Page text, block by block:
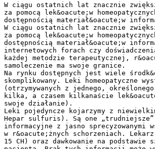
W ciągu ostatnich lat znacznie
za pomocą lek&oacute;w
dostępnością materiał&oacute;w
W ciągu ostatnich lat znacznie
za pomocą lek&oacute;w
dostępnością materiał&oacute;w
internetowych forach czy
każdej metodzie terapeutycznej,
samoleczenie ma swoje granice.
Na rynku dostępnych jest wiele
skomplikowany. Leki homeopatyczne
(otrzymywanych z jednego,
kilka, a czasem kilkanaście
swoje działanie).
Leki pojedyncze kojarzymy z
Hepar sulfuris). Są one „trudniejsze”
informacyjne z jasno sprecyzowanymi
w r&oacute;żnych schorzeniach.
15 CH) oraz dawkowanie na podstawie